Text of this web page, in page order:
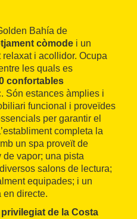
Bahía de
còmode i un
i acollidor. Ocupa
les quals es
confortables
Són estances àmplies i
funcional i proveïdes
per garantir el
completa la
un spa proveït de
vapor; una pista
salons de lectura;
equipades; i un
en directe.
de la Costa